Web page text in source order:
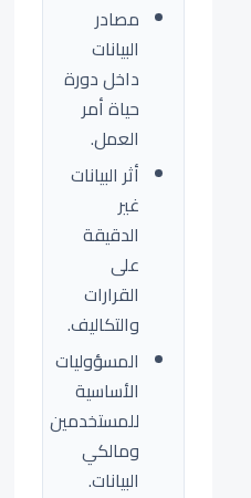
مصادر
البيانات
داخل دورة
حياة أمر
العمل.
أثر البيانات
غير
الدقيقة
على
القرارات
والتكاليف.
المسؤوليات
الأساسية
للمستخدمين
ومالكي
البيانات.